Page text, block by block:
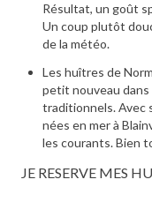
Résultat, un goût
Un coup plutôt
de la météo.
Les huîtres de
petit nouveau
traditionnels. Avec
nées en mer à
les courants. Bien
JE RESERVE MES